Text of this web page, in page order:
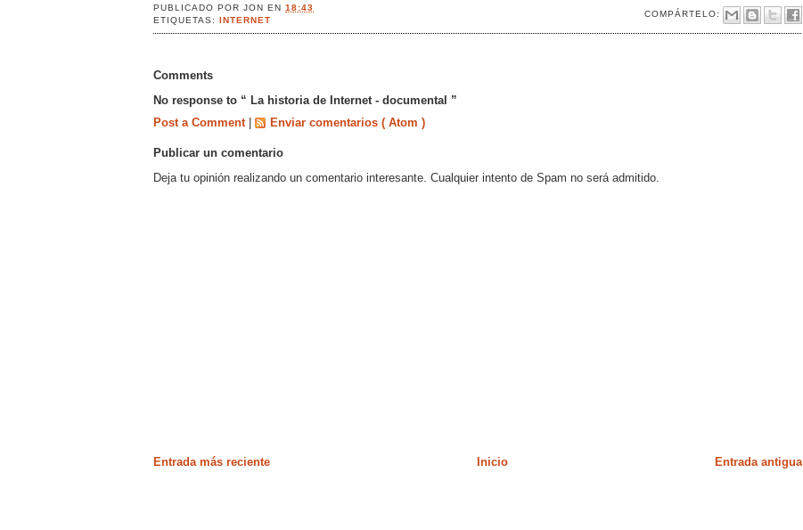
PUBLICADO PORJONEN18:43
COMPÁRTELO:
ETIQUETAS:INTERNET
Comments
No response to “ La historia de Internet - documental ”
Post a Comment
Enviar comentarios ( Atom )
Publicar un comentario
Deja tu opinión realizando un comentario interesante. Cualquier intento de Spam no será admitido.
Entrada más reciente Entrada antigua
Inicio